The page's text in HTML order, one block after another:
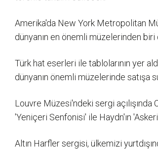
Amerika'da New York Metropolitan
dünyanın en önemli müzelerinden
Türk hat eserleri ile tablolarının yer
dünyanın önemli müzelerinde satışa
Louvre Müzesi'ndeki sergi
'Yeniçeri Senfonisi' ile Haydn'ın
Altın Harfler sergisi, ülkemizi